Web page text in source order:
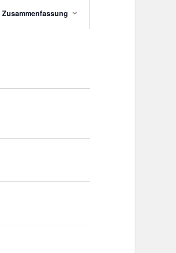
Ansichten-
Navigation
Zusammenfassung